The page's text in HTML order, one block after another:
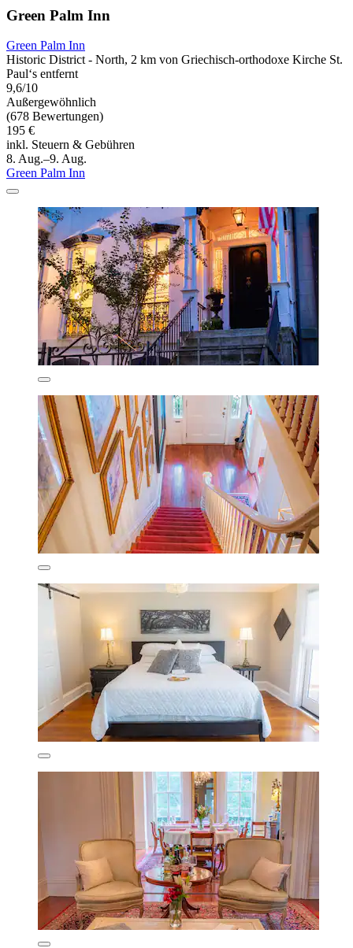
Green Palm Inn
Green Palm Inn
Historic District - North, 2 km von Griechisch-orthodoxe Kirche St.
Paul‘s entfernt
9,6/10
Außergewöhnlich
(678 Bewertungen)
195 €
inkl. Steuern & Gebühren
8. Aug.–9. Aug.
Green Palm Inn